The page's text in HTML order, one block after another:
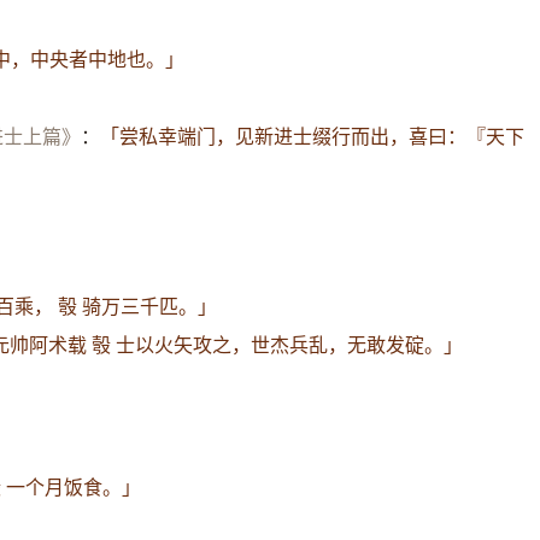
，中央者中地也。」
上篇》 ：
「尝私幸端门，见新进士缀行而出，喜曰：『天下
乘， 彀 骑万三千匹。」
帅阿术载 彀 士以火矢攻之，世杰兵乱，无敢发碇。」
一个月饭食。」